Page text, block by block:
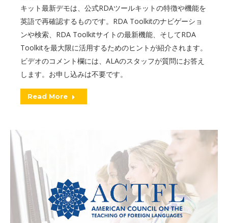
キット最新デモは、公式RDAツールキットの特徴や機能を
英語で再確認するものです。RDA Toolkitのナビゲーショ
ンや検索、RDA Toolkitサイトの最新機能、そしてRDA
Toolkitを最大限に活用するためのヒントが紹介されます。
ビデオのコメント欄には、ALAのスタッフが質問にお答え
します。お申し込みは不要です。
Read More